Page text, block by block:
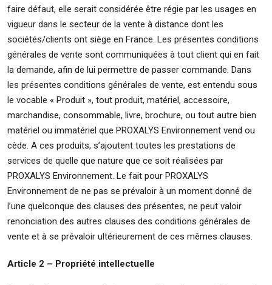
faire défaut, elle serait considérée être régie par les usages en
vigueur dans le secteur de la vente à distance dont les
sociétés/clients ont siège en France. Les présentes conditions
générales de vente sont communiquées à tout client qui en fait
la demande, afin de lui permettre de passer commande. Dans
les présentes conditions générales de vente, est entendu sous
le vocable « Produit », tout produit, matériel, accessoire,
marchandise, consommable, livre, brochure, ou tout autre bien
matériel ou immatériel que PROXALYS Environnement vend ou
cède. A ces produits, s’ajoutent toutes les prestations de
services de quelle que nature que ce soit réalisées par
PROXALYS Environnement. Le fait pour PROXALYS
Environnement de ne pas se prévaloir à un moment donné de
l’une quelconque des clauses des présentes, ne peut valoir
renonciation des autres clauses des conditions générales de
vente et à se prévaloir ultérieurement de ces mêmes clauses.
Article 2 – Propriété intellectuelle